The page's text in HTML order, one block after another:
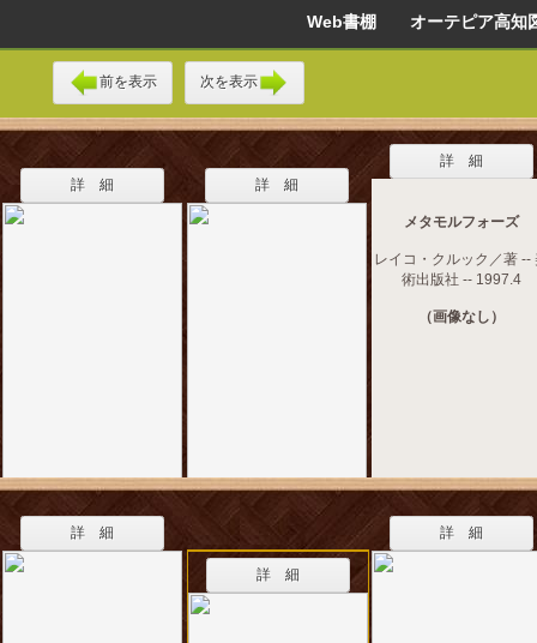
Web書棚 オーテピア高知
前を表示 次を表示
詳 細 詳 細
詳 細
メタモルフォーズ
レイコ・クルック／著 --
術出版社 -- 1997.4
（画像なし）
詳 細
詳 細
詳 細